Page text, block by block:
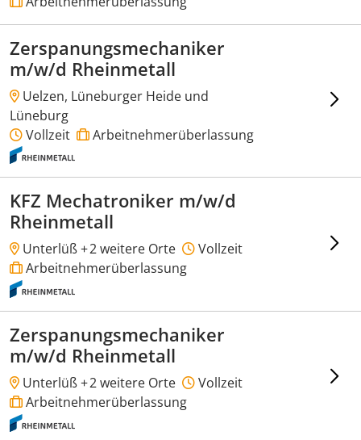
Zerspanungsmechaniker
m/w/d Rheinmetall
Uelzen, Lüneburger Heide und
Lüneburg
Vollzeit
Arbeitnehmerüberlassung
KFZ Mechatroniker m/w/d
Rheinmetall
Unterlüß +2 weitere Orte
Vollzeit
Arbeitnehmerüberlassung
Zerspanungsmechaniker
m/w/d Rheinmetall
Unterlüß +2 weitere Orte
Vollzeit
Arbeitnehmerüberlassung